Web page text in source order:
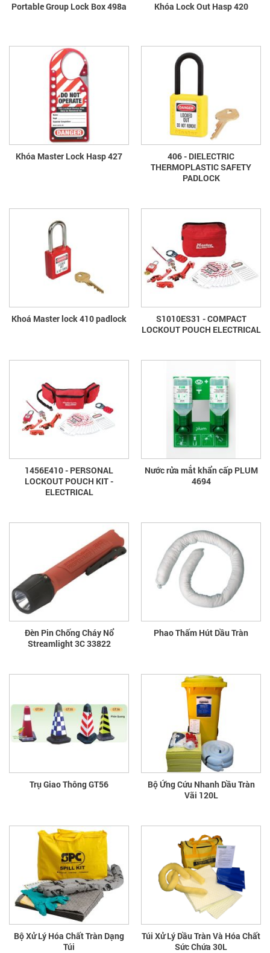
Portable Group Lock Box 498a Khóa Lock Out Hasp 420
Khóa Master Lock Hasp 427
406 - DIELECTRIC
THERMOPLASTIC SAFETY
PADLOCK
Khoá Master lock 410 padlock
S1010ES31 - COMPACT
LOCKOUT POUCH ELECTRICAL
1456E410 - PERSONAL
LOCKOUT POUCH KIT -
ELECTRICAL
Nước rửa mắt khẩn cấp PLUM
4694
Đèn Pin Chống Cháy Nổ
Streamlight 3C 33822
Phao Thấm Hút Dầu Tràn
Trụ Giao Thông GT56
Bộ Ứng Cứu Nhanh Dầu Tràn
Vãi 120L
Bộ Xử Lý Hóa Chất Tràn Dạng
Túi
Túi Xử Lý Dầu Tràn Và Hóa Chất
Sức Chứa 30L